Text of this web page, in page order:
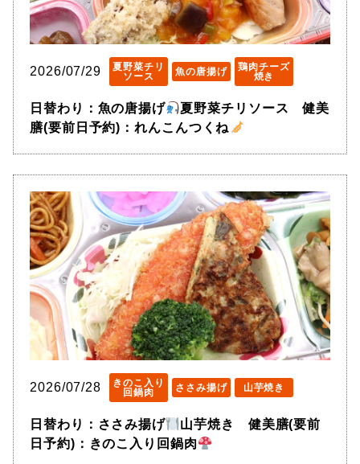
2026/07/29
夏野菜チリ
ソース
魚の唐揚げ
鶏肉チーズ
焼き
日替わり：魚の唐揚げ
夏野菜チリソース 健美
膳(要前日予約)：れんこんつくね
2026/07/28
きのこ入り
回鍋肉
ささみ揚げ 山芋焼き
日替わり：ささみ揚げ
山芋焼き 健美膳(要前
日予約)：きのこ入り回鍋肉